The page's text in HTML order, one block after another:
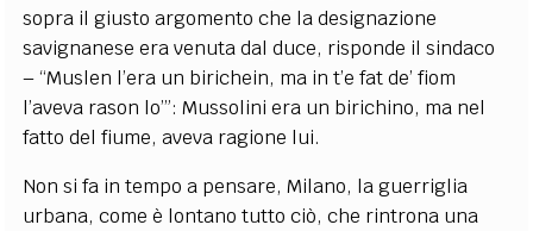
sopra il giusto argomento che la designazione
savignanese era venuta dal duce, risponde il sindaco
– “Muslen l’era un birichein, ma in t’e fat de’ fiom
l’aveva rason lo’”: Mussolini era un birichino, ma nel
fatto del fiume, aveva ragione lui.
Non si fa in tempo a pensare, Milano, la guerriglia
urbana, come è lontano tutto ciò, che rintrona una